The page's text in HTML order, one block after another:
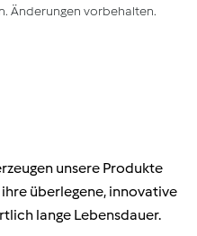
Änderungen vorbehalten.
unsere Produkte
überlegene, innovative
lange Lebensdauer.